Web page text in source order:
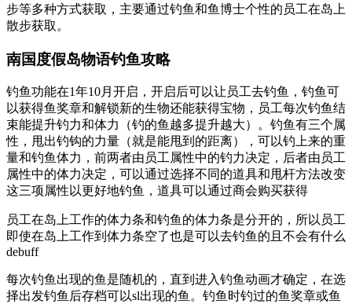
步等多种方式获取，主要通过钓鱼和鱼博士个性的员工在岛上
散步获取。
南国度假岛物语钓鱼攻略
钓鱼功能在1年10月开启，开启后可以让员工去钓鱼，钓鱼可
以获得鱼奖章和解锁新的生物还能获得宝物，员工每次钓鱼结
束能提升钓力和体力（钓的鱼越多提升越大）。钓鱼有三个属
性，甩出钓钩的力量（就是能甩到的距离），可以钓上来的重
量和钓鱼体力，前两者由员工属性中的钓力决定，后者由员工
属性中的体力决定，可以通过选择不同的道具和甩杆方法改变
这三项属性以更好地钓鱼，道具可以通过商会购买获得
员工在岛上工作的体力条和钓鱼的体力条是分开的，所以员工
即使在岛上工作到体力条空了也是可以去钓鱼的且不会有什么
debuff
每次钓鱼出现的鱼是随机的，直到进入钓鱼动画才确定，在选
择出发钓鱼后存档可以sl出现的鱼。钓鱼时钓过的鱼奖章或鱼